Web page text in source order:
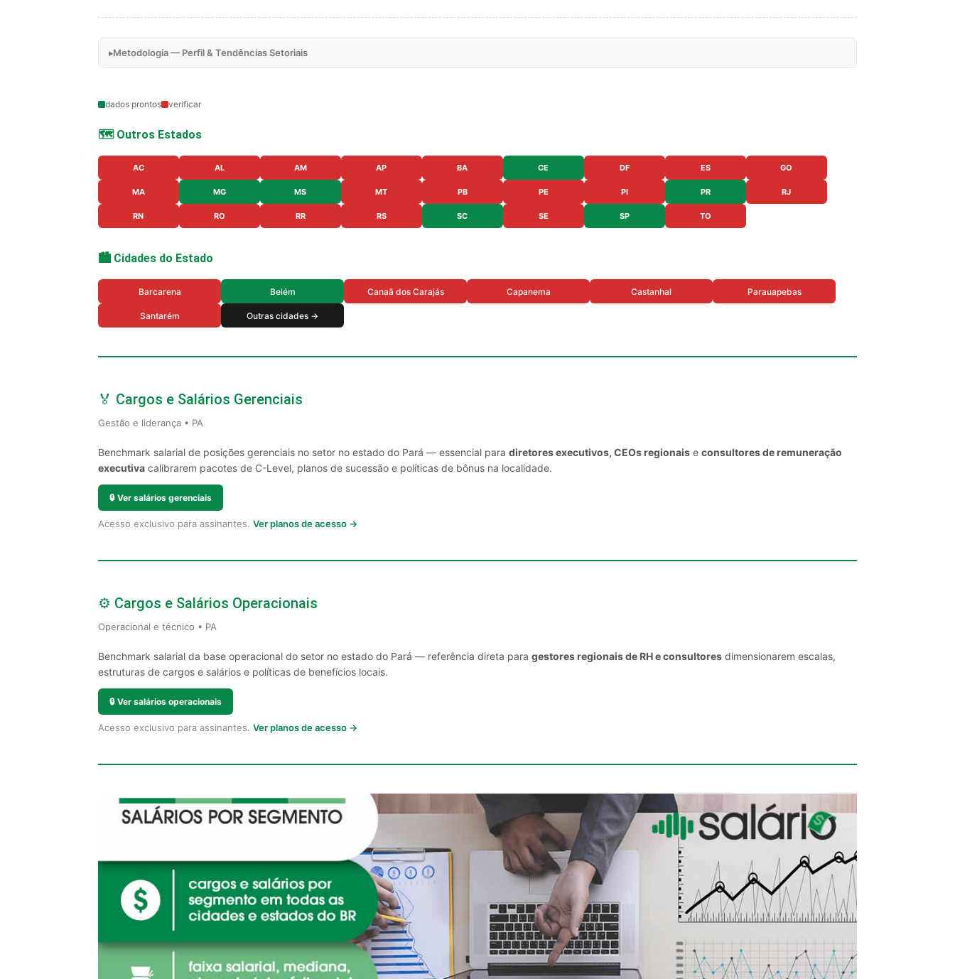
Metodologia — Perfil & Tendências Setoriais
dados prontos verificar
🗺️ Outros Estados
AC AL AM AP BA CE DF ES GO
MA MG MS MT PB PE PI PR RJ
RN RO RR RS SC SE SP TO
🏙️ Cidades do Estado
Barcarena Belém Canaã dos Carajás Capanema Castanhal Parauapebas
Santarém Outras cidades →
🏅 Cargos e Salários Gerenciais
Gestão e liderança • PA
Benchmark salarial de posições gerenciais no setor no estado do Pará — essencial para diretores executivos, CEOs regionais e consultores de remuneração
executiva calibrarem pacotes de C-Level, planos de sucessão e políticas de bônus na localidade.
🔒 Ver salários gerenciais
Acesso exclusivo para assinantes. Ver planos de acesso →
⚙️ Cargos e Salários Operacionais
Operacional e técnico • PA
Benchmark salarial da base operacional do setor no estado do Pará — referência direta para gestores regionais de RH e consultores dimensionarem escalas,
estruturas de cargos e salários e políticas de benefícios locais.
🔒 Ver salários operacionais
Acesso exclusivo para assinantes. Ver planos de acesso →